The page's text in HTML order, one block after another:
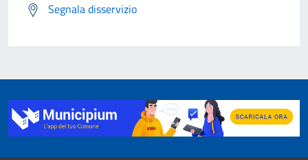
Segnala disservizio